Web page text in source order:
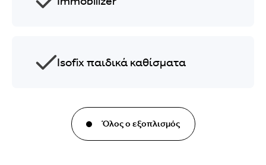
Isofix παιδικά καθίσματα
Όλος ο εξοπλισμός